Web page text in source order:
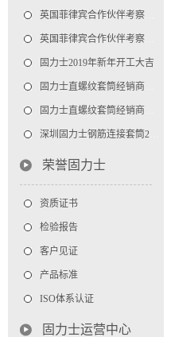
固力士2019年新年开工大吉
荣誉固力士
资质证书
检验报告
客户见证
产品标准
ISO体系认证
固力士运营中心